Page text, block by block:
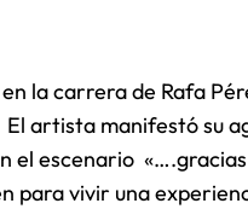
la carrera de Rafa
artista manifestó su
el escenario
para vivir una